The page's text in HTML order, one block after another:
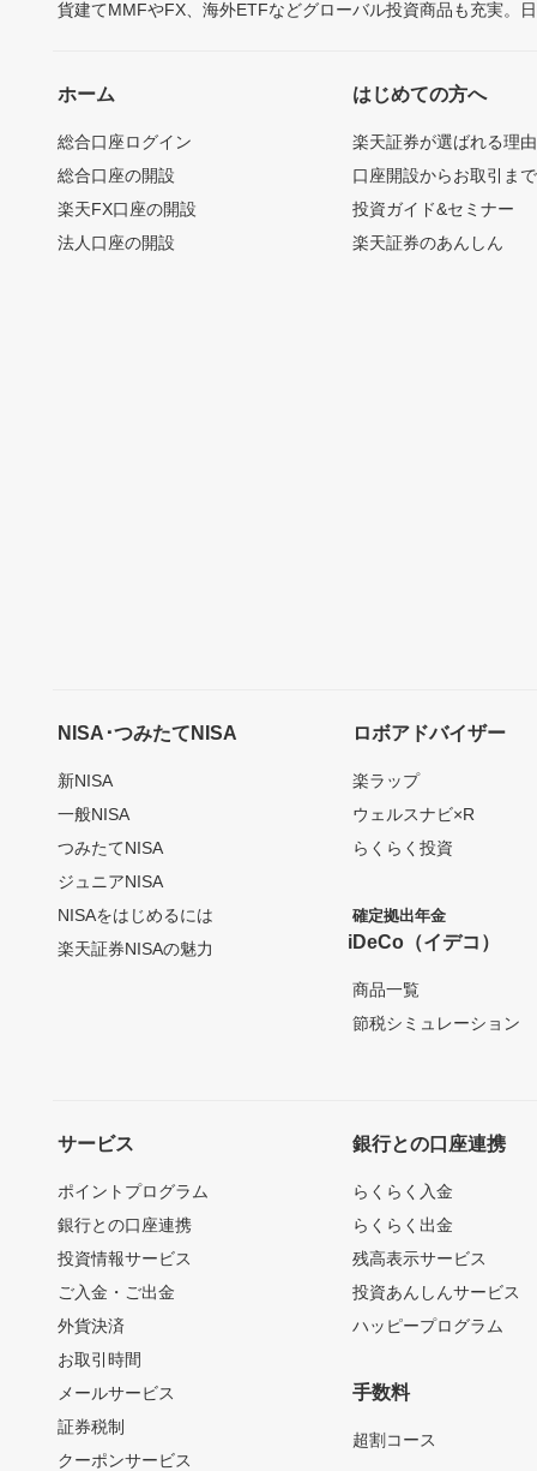
貨建てMMFやFX、海外ETFなどグローバル投資商品も充実。
ホーム
総合口座ログイン
総合口座の開設
楽天FX口座の開設
法人口座の開設
はじめての方へ
楽天証券が選ばれる理由
口座開設からお取引ま
投資ガイド&セミナー
楽天証券のあんしん
NISA･つみたてNISA
新NISA
一般NISA
つみたてNISA
ジュニアNISA
NISAをはじめるには
楽天証券NISAの魅力
ロボアドバイザー
楽ラップ
ウェルスナビ×R
らくらく投資
確定拠出年金
iDeCo（イデコ）
商品一覧
節税シミュレーション
サービス
ポイントプログラム
銀行との口座連携
投資情報サービス
ご入金・ご出金
外貨決済
お取引時間
メールサービス
証券税制
クーポンサービス
銀行との口座連携
らくらく入金
らくらく出金
残高表示サービス
投資あんしんサービス
ハッピープログラム
手数料
超割コース